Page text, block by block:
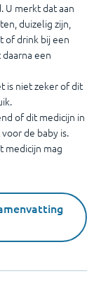
U merkt dat aan
duizelig zijn,
of drink bij een
een
is niet zeker of dit
of dit medicijn in
de baby is.
medicijn mag